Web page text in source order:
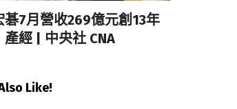
7月營收269億元創13年
產經 | 中央社 CNA
Like!